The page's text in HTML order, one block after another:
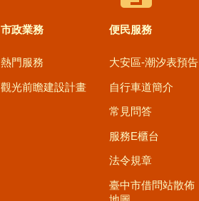
市政業務
熱門服務
觀光前瞻建設計畫
便民服務
大安區-潮汐表預告
自行車道簡介
常見問答
服務E櫃台
法令規章
臺中市借問站散佈